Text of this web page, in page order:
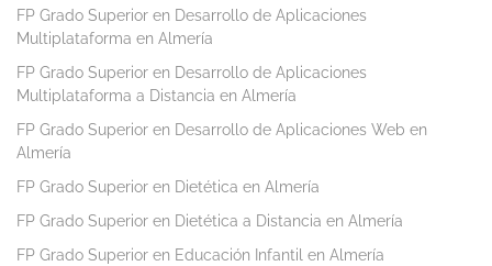
FP Grado Superior en Desarrollo de Aplicaciones
Multiplataforma en Almería
FP Grado Superior en Desarrollo de Aplicaciones
Multiplataforma a Distancia en Almería
FP Grado Superior en Desarrollo de Aplicaciones Web en
Almería
FP Grado Superior en Dietética en Almería
FP Grado Superior en Dietética a Distancia en Almería
FP Grado Superior en Educación Infantil en Almería